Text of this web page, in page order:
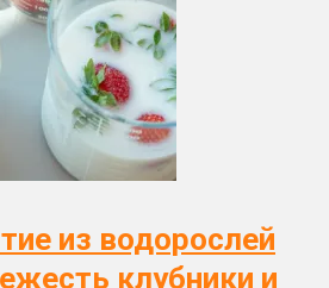
из водорослей
клубники и